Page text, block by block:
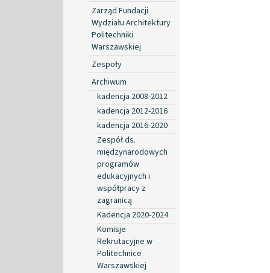
Zarząd Fundacji
Wydziału Architektury
Politechniki
Warszawskiej
Zespoły
Archiwum
kadencja 2008-2012
kadencja 2012-2016
kadencja 2016-2020
Zespół ds.
międzynarodowych
programów
edukacyjnych i
współpracy z
zagranicą
Kadencja 2020-2024
Komisje
Rekrutacyjne w
Politechnice
Warszawskiej